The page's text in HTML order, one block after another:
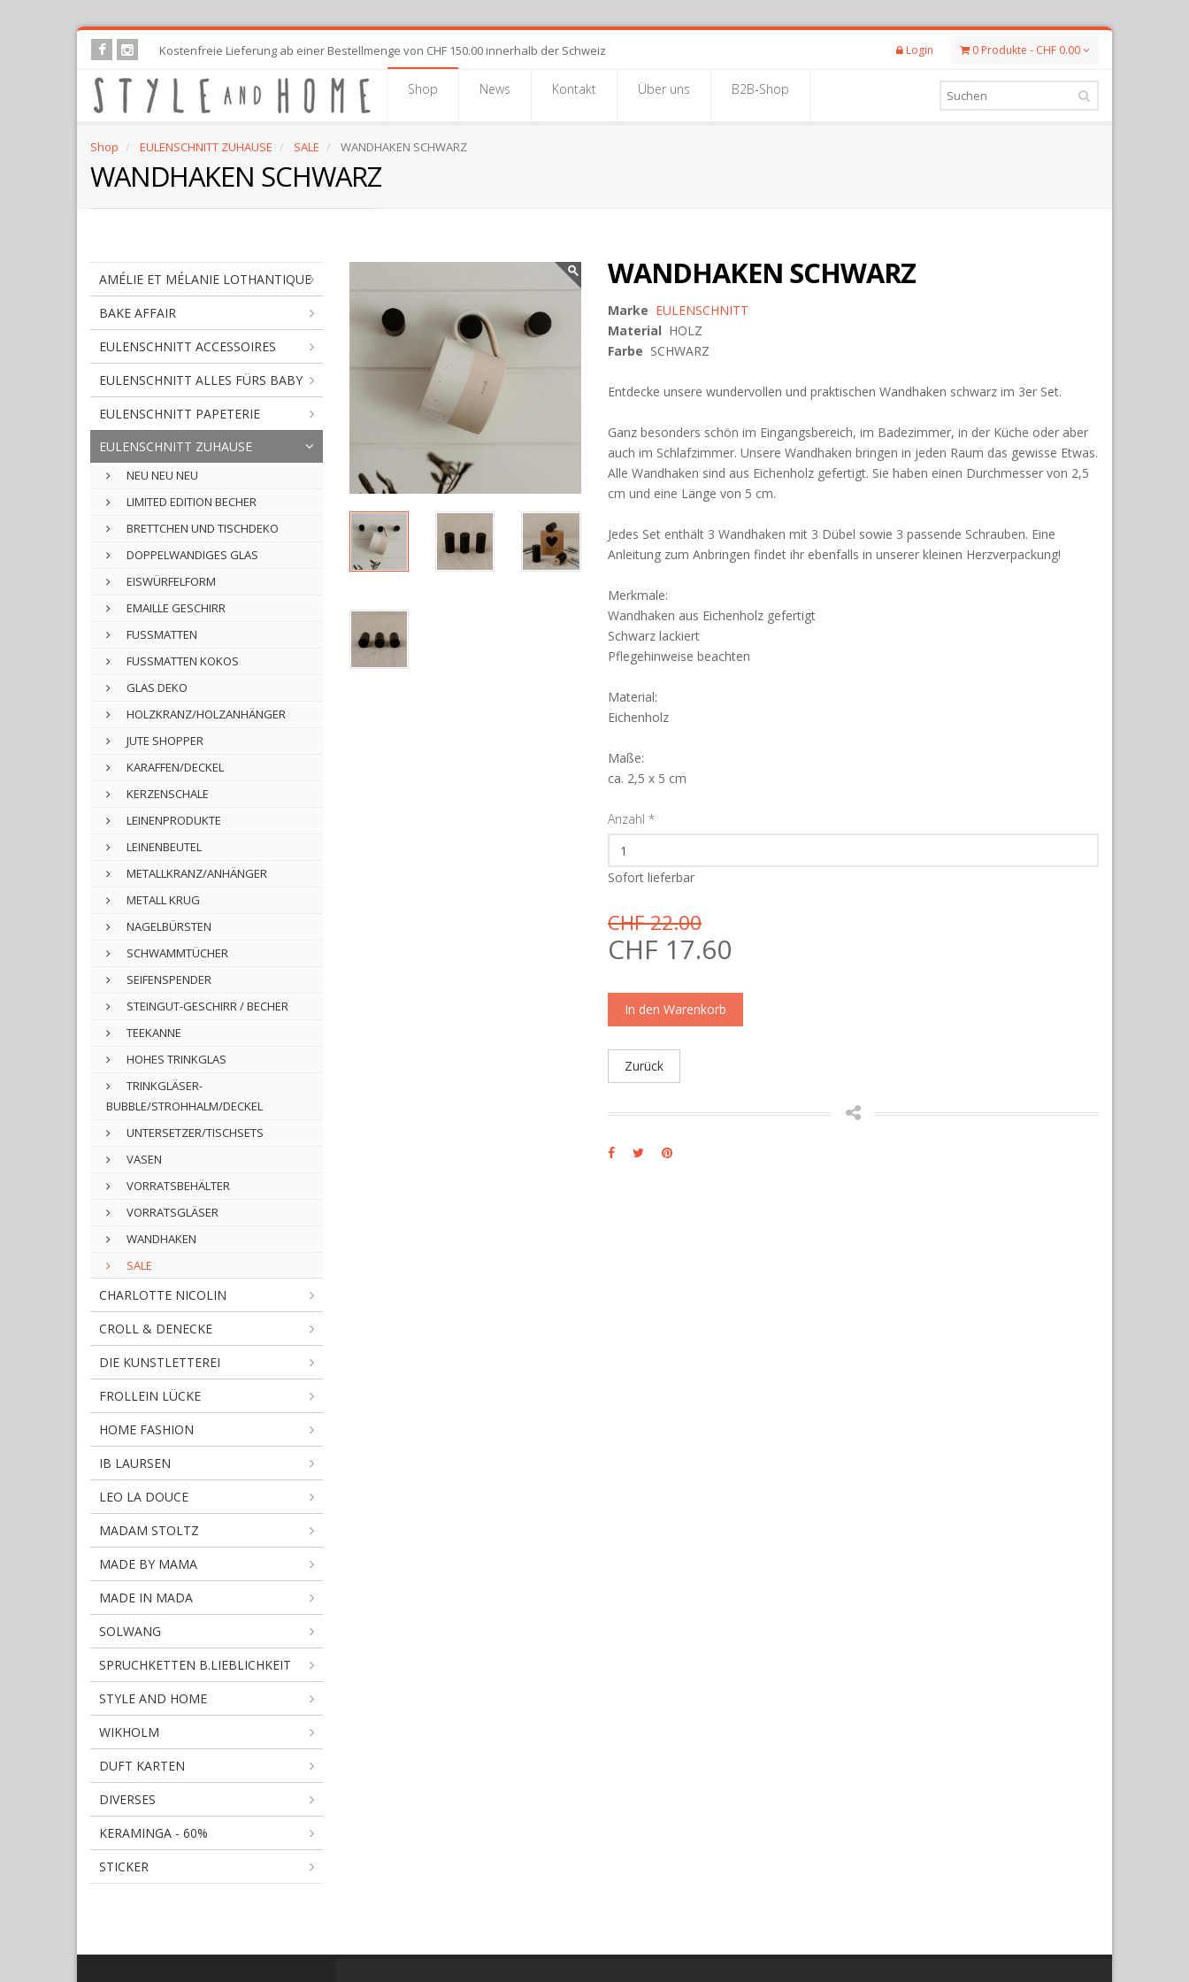
Skip
main
content
Kostenfreie Lieferung ab einer Bestellmenge von CHF 150.00 innerhalb der Schweiz Login 0 Produkte - CHF 0.00
Shop News Kontakt Über uns B2B-Shop
Shop EULENSCHNITT ZUHAUSE SALE WANDHAKEN SCHWARZ
WANDHAKEN SCHWARZ
AMÉLIE ET MÉLANIE LOTHANTIQUE
BAKE AFFAIR
EULENSCHNITT ACCESSOIRES
EULENSCHNITT ALLES FÜRS BABY
EULENSCHNITT PAPETERIE
EULENSCHNITT ZUHAUSE
NEU NEU NEU
LIMITED EDITION BECHER
BRETTCHEN UND TISCHDEKO
DOPPELWANDIGES GLAS
EISWÜRFELFORM
EMAILLE GESCHIRR
FUSSMATTEN
FUSSMATTEN KOKOS
GLAS DEKO
HOLZKRANZ/HOLZANHÄNGER
JUTE SHOPPER
KARAFFEN/DECKEL
KERZENSCHALE
LEINENPRODUKTE
LEINENBEUTEL
METALLKRANZ/ANHÄNGER
METALL KRUG
NAGELBÜRSTEN
SCHWAMMTÜCHER
SEIFENSPENDER
STEINGUT-GESCHIRR / BECHER
TEEKANNE
HOHES TRINKGLAS
TRINKGLÄSER-
BUBBLE/STROHHALM/DECKEL
UNTERSETZER/TISCHSETS
VASEN
VORRATSBEHÄLTER
VORRATSGLÄSER
WANDHAKEN
SALE
CHARLOTTE NICOLIN
CROLL & DENECKE
DIE KUNSTLETTEREI
FROLLEIN LÜCKE
HOME FASHION
IB LAURSEN
LEO LA DOUCE
MADAM STOLTZ
MADE BY MAMA
MADE IN MADA
SOLWANG
SPRUCHKETTEN B.LIEBLICHKEIT
STYLE AND HOME
WIKHOLM
DUFT KARTEN
DIVERSES
KERAMINGA - 60%
STICKER
WANDHAKEN SCHWARZ
Marke EULENSCHNITT
Material HOLZ
Farbe SCHWARZ
Entdecke unsere wundervollen und praktischen Wandhaken schwarz im 3er Set.
Ganz besonders schön im Eingangsbereich, im Badezimmer, in der Küche oder aber
auch im Schlafzimmer. Unsere Wandhaken bringen in jeden Raum das gewisse Etwas.
Alle Wandhaken sind aus Eichenholz gefertigt. Sie haben einen Durchmesser von 2,5
cm und eine Länge von 5 cm.
Jedes Set enthält 3 Wandhaken mit 3 Dübel sowie 3 passende Schrauben. Eine
Anleitung zum Anbringen findet ihr ebenfalls in unserer kleinen Herzverpackung!
Merkmale:
Wandhaken aus Eichenholz gefertigt
Schwarz lackiert
Pflegehinweise beachten
Material:
Eichenholz
Maße:
ca. 2,5 x 5 cm
Anzahl *
Sofort lieferbar
CHF 22.00
CHF 17.60
In den Warenkorb
Zurück